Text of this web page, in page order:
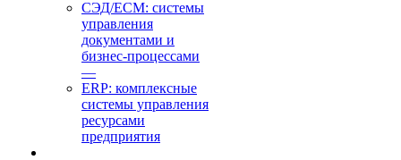
СЭД/ECM: системы
управления
документами и
бизнес-процессами
—
ERP: комплексные
системы управления
ресурсами
предприятия